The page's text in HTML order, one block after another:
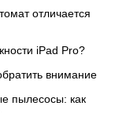
отличается
iPad Pro?
внимание
пылесосы: как